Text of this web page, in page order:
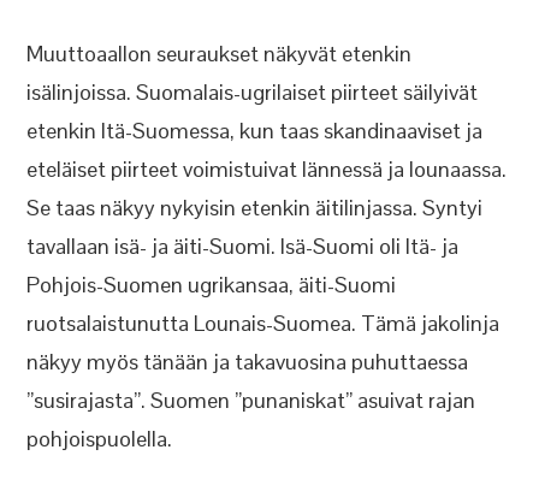
Muuttoaallon seuraukset näkyvät etenkin
isälinjoissa. Suomalais-ugrilaiset piirteet säilyivät
etenkin Itä-Suomessa, kun taas skandinaaviset ja
eteläiset piirteet voimistuivat lännessä ja lounaassa.
Se taas näkyy nykyisin etenkin äitilinjassa. Syntyi
tavallaan isä- ja äiti-Suomi. Isä-Suomi oli Itä- ja
Pohjois-Suomen ugrikansaa, äiti-Suomi
ruotsalaistunutta Lounais-Suomea. Tämä jakolinja
näkyy myös tänään ja takavuosina puhuttaessa
”susirajasta”. Suomen ”punaniskat” asuivat rajan
pohjoispuolella.